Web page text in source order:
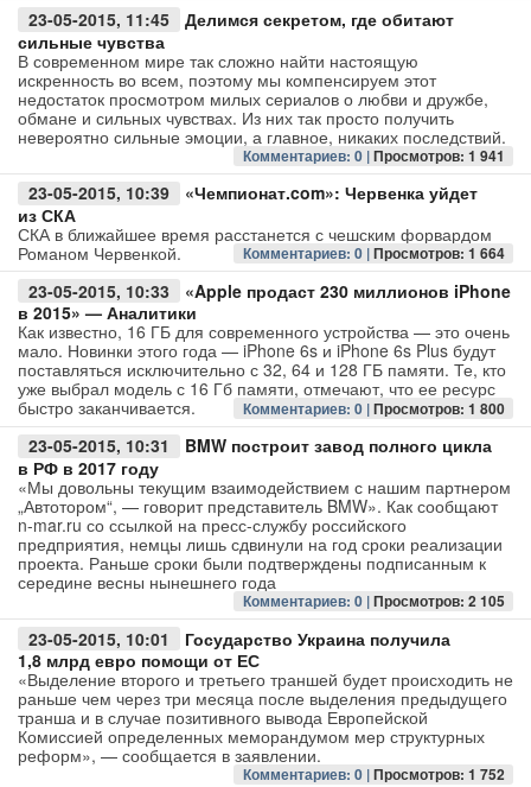
Общество
Культура
Медиа
Авто
Спорт
Контакты
23-05-2015, 11:45
Делимся секретом, где обитают
сильные чувства
В современном мире так сложно найти настоящую
искренность во всем, поэтому мы компенсируем этот
недостаток просмотром милых сериалов о любви и дружбе,
обмане и сильных чувствах. Из них так просто получить
невероятно сильные эмоции, а главное, никаких последствий.
Комментариев: 0 |Просмотров: 1 941
23-05-2015, 10:39
«Чемпионат.com»: Червенка уйдет
из СКА
СКА в ближайшее время расстанется с чешским форвардом
Романом Червенкой.
Комментариев: 0 |Просмотров: 1 664
23-05-2015, 10:33
«Apple продаст 230 миллионов iPhone
в 2015» — Аналитики
Как известно, 16 ГБ для современного устройства — это очень
мало. Новинки этого года — iPhone 6s и iPhone 6s Plus будут
поставляться исключительно с 32, 64 и 128 ГБ памяти. Те, кто
уже выбрал модель с 16 Гб памяти, отмечают, что ее ресурс
быстро заканчивается.
Комментариев: 0 |Просмотров: 1 800
23-05-2015, 10:31
BMW построит завод полного цикла
в РФ в 2017 году
«Мы довольны текущим взаимодействием с нашим партнером
„Автотором“, — говорит представитель BMW». Как сообщают
n-mar.ru со ссылкой на пресс-службу российского
предприятия, немцы лишь сдвинули на год сроки реализации
проекта. Раньше сроки были подтверждены подписанным к
середине весны нынешнего года
Комментариев: 0 |Просмотров: 2 105
23-05-2015, 10:01
Государство Украина получила
1,8 млрд евро помощи от ЕС
«Выделение второго и третьего траншей будет происходить не
раньше чем через три месяца после выделения предыдущего
транша и в случае позитивного вывода Европейской
Комиссией определенных меморандумом мер структурных
реформ», — сообщается в заявлении.
Комментариев: 0 |Просмотров: 1 752